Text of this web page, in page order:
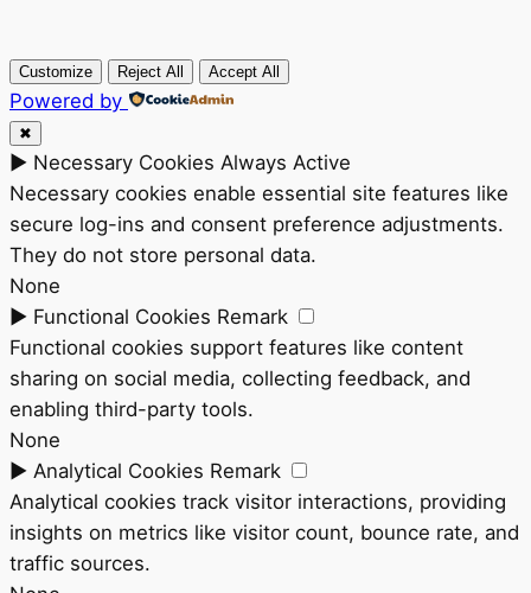
Customize Reject All Accept All
Powered by
✖
► Necessary Cookies Always Active
Necessary cookies enable essential site features like
secure log-ins and consent preference adjustments.
They do not store personal data.
None
► Functional Cookies Remark
Functional cookies support features like content
sharing on social media, collecting feedback, and
enabling third-party tools.
None
► Analytical Cookies Remark
Analytical cookies track visitor interactions, providing
insights on metrics like visitor count, bounce rate, and
traffic sources.